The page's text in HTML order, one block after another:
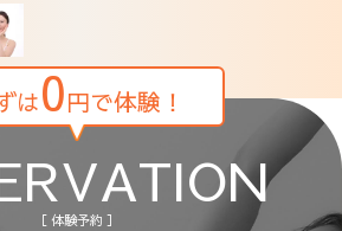
は0円で体験！
［ 体験予約 ］